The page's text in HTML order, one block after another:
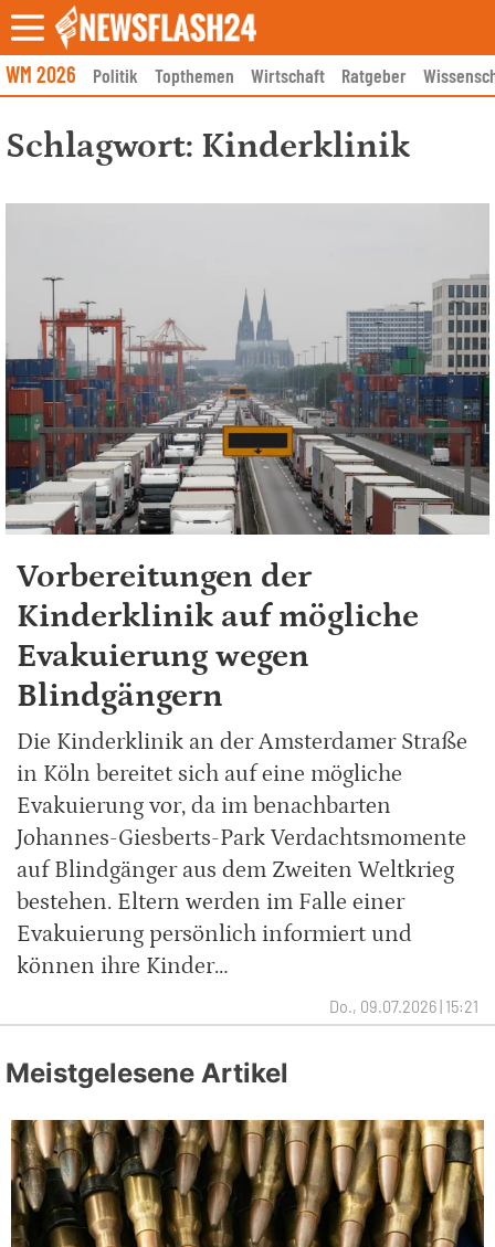
Skip
to
content
WM 2026 Politik Topthemen Wirtschaft Ratgeber
Schlagwort: Kinderklinik
Vorbereitungen der
Kinderklinik auf mögliche
Evakuierung wegen
Blindgängern
Die Kinderklinik an der Amsterdamer Straße
in Köln bereitet sich auf eine mögliche
Evakuierung vor, da im benachbarten
Johannes-Giesberts-Park Verdachtsmomente
auf Blindgänger aus dem Zweiten Weltkrieg
bestehen. Eltern werden im Falle einer
Evakuierung persönlich informiert und
können ihre Kinder…
Do., 09.07.2026 | 15:21
Meistgelesene Artikel